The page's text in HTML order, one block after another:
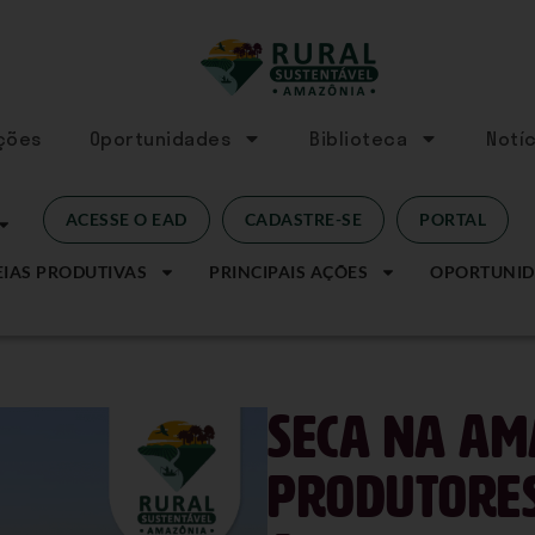
Oportunidades Biblioteca
ACESSE O EAD CADASTRE-SE PORTAL
PRODUTIVAS PRINCIPAIS AÇÕES
Seca na